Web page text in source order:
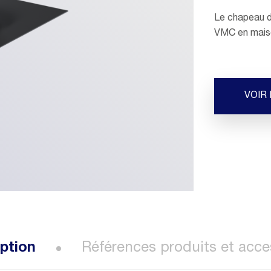
Le chapeau
VMC en
VOIR
Références produits et